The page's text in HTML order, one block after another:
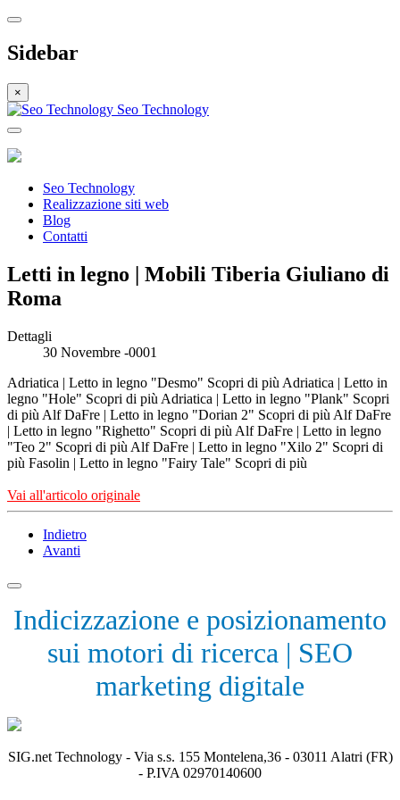
Sidebar
×
Seo Technology
Seo Technology
Realizzazione siti web
Blog
Contatti
Letti in legno | Mobili Tiberia Giuliano di
Roma
Dettagli
30 Novembre -0001
Adriatica | Letto in legno "Desmo" Scopri di più Adriatica | Letto in
legno "Hole" Scopri di più Adriatica | Letto in legno "Plank" Scopri
di più Alf DaFre | Letto in legno "Dorian 2" Scopri di più Alf DaFre
| Letto in legno "Righetto" Scopri di più Alf DaFre | Letto in legno
"Teo 2" Scopri di più Alf DaFre | Letto in legno "Xilo 2" Scopri di
più Fasolin | Letto in legno "Fairy Tale" Scopri di più
Vai all'articolo originale
Indietro
Avanti
Indicizzazione e posizionamento
sui motori di ricerca | SEO
marketing digitale
SIG.net Technology - Via s.s. 155 Montelena,36 - 03011 Alatri (FR)
- P.IVA 02970140600